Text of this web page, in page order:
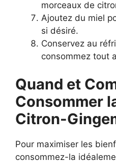
morceaux de
Ajoutez du miel
si désiré.
Conservez au
consommez tout
Quand et
Consommer
Citron-
Pour maximiser les
consommez-la